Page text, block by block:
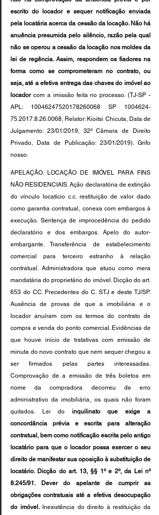
escrito do locador e sequer notificação enviada
pela locatária acerca da cessão da locação. Não há
anuência presumida pelo silêncio, razão pela qual
não se operou a cessão da locação nos moldes da
lei de regência. Assim, respondem os fiadores na
forma como se comprometeram no contrato, ou
seja, até a efetiva entrega das chaves do imóvel ao
locador com a imissão feita no processo. (TJ-SP -
APL: 10046247520178260068 SP 1004624-
75.2017.8.26.0068, Relator: Kioitsi Chicuta, Data de
Julgamento: 23/01/2019, 32ª Câmara de Direito
Privado, Data de Publicação: 23/01/2019). Grifo
nosso.
APELAÇÃO. LOCAÇÃO DE IMÓVEL PARA FINS
NÃO RESIDENCIAIS. Ação declaratória de extinção
do vínculo locatício c.c. restituição de valor dado
como garantia contratual, conexa com embargos à
execução. Sentença de improcedência do pedido
declaratório e dos embargos. Apelo do autor-
embargante. Transferência de estabelecimento
comercial para terceiro estranho à relação
contratual. Administradora que atuou como mera
mandatária do proprietário do imóvel. Dicção do art.
653 do CC. Precedentes do C. STJ e deste TJ/SP.
Ausência de provas de que a imobiliária e o
locador anuíram com os termos do contrato de
compra e venda do ponto comercial. Evidências de
que houve início de tratativas com emissão de
minuta do novo contrato que nem sequer chegou a
ser firmados pelas partes interessadas.
Comprovação de a emissão de três boletos em
nome da compradora decorreu de erro
administrativo da imobiliária, os quais não foram
quitados. Lei do inquilinato que exige a
concordância prévia e escrita para alteração
contratual, bem como notificação escrita pelo antigo
locatário para que o locador possa exercer o seu
direito de manifestar sua oposição à substituição de
locatário. Dicção do art. 13, §§ 1º e 2º, da Lei nº
8.245/91. Dever do apelante de cumprir as
obrigações contratuais até a efetiva desocupação
do imóvel. Inexistência do direito à restituição da